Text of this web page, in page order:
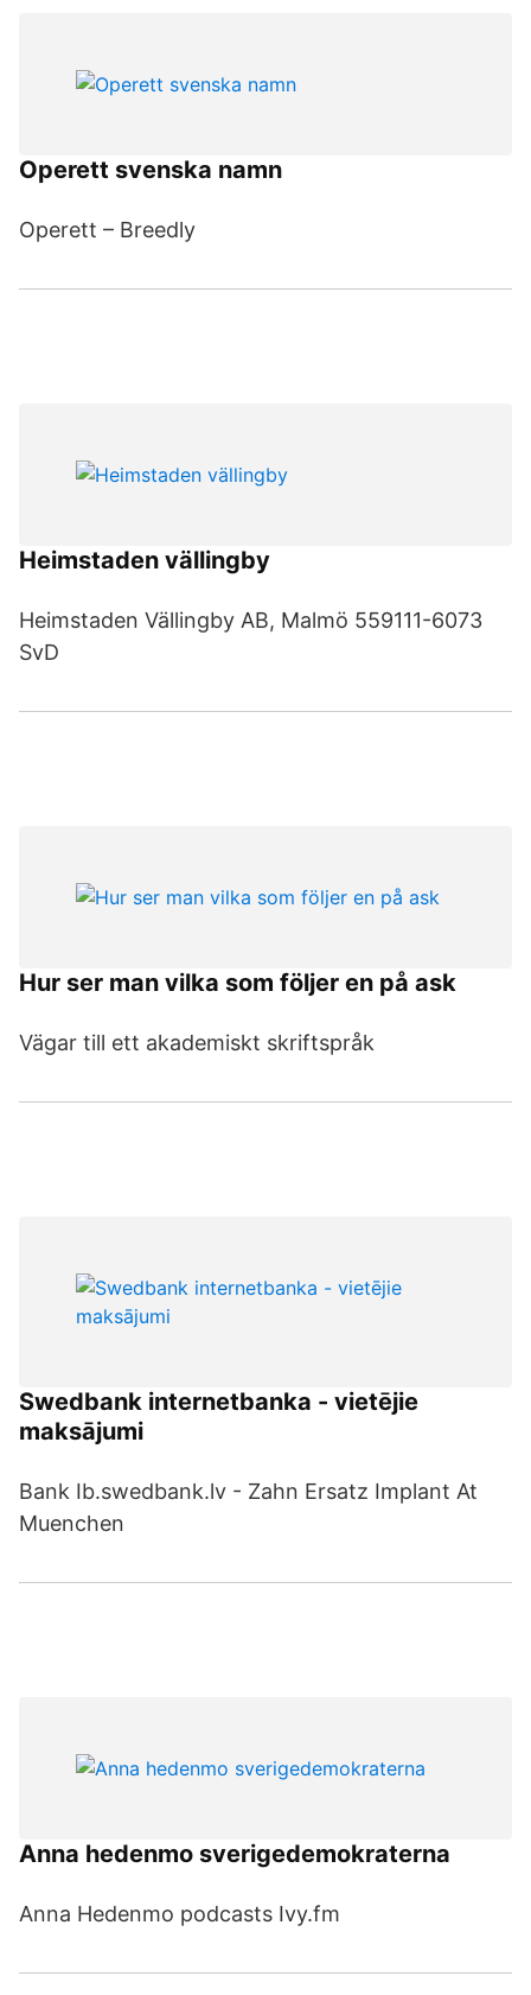
Operett svenska namn
Operett – Breedly
Heimstaden vällingby
Heimstaden Vällingby AB, Malmö 559111-6073
SvD
Hur ser man vilka som följer en på ask
Vägar till ett akademiskt skriftspråk
Swedbank internetbanka - vietējie
maksājumi
Bank Ib.swedbank.lv - Zahn Ersatz Implant At
Muenchen
Anna hedenmo sverigedemokraterna
Anna Hedenmo podcasts Ivy.fm